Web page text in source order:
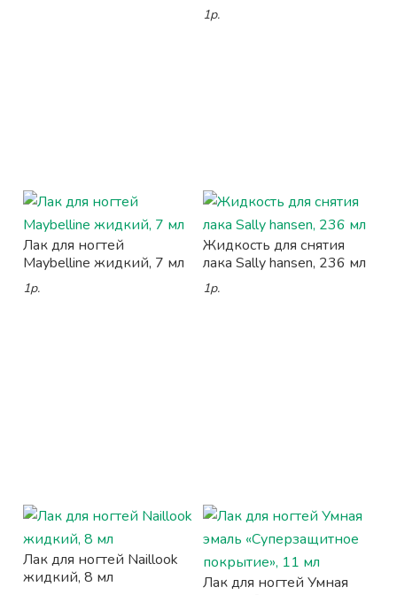
1р.
Лак для ногтей
Maybelline жидкий, 7 мл
1р.
Жидкость для снятия
лака Sally hansen, 236 мл
1р.
Лак для ногтей Naillook
жидкий, 8 мл
Лак для ногтей Умная